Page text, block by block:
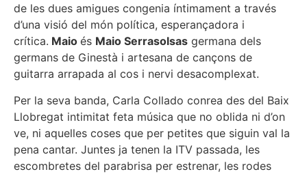
de les dues amigues congenia íntimament a través
d’una visió del món política, esperançadora i
crítica. Maio és Maio Serrasolsas germana dels
germans de Ginestà i artesana de cançons de
guitarra arrapada al cos i nervi desacomplexat.
Per la seva banda, Carla Collado conrea des del Baix
Llobregat intimitat feta música que no oblida ni d’on
ve, ni aquelles coses que per petites que siguin val la
pena cantar. Juntes ja tenen la ITV passada, les
escombretes del parabrisa per estrenar, les rodes